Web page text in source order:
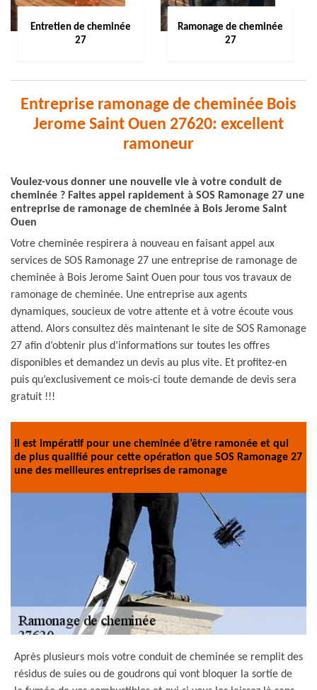
Entretien de cheminée
27
Ramonage de cheminée
27
Entreprise ramonage de cheminée Bois
Jerome Saint Ouen 27620: excellent
ramoneur
Voulez-vous donner une nouvelle vie à votre conduit de
cheminée ? Faites appel rapidement à SOS Ramonage 27 une
entreprise de ramonage de cheminée à Bois Jerome Saint
Ouen
Votre cheminée respirera à nouveau en faisant appel aux
services de SOS Ramonage 27 une entreprise de ramonage de
cheminée à Bois Jerome Saint Ouen pour tous vos travaux de
ramonage de cheminée. Une entreprise aux agents
dynamiques, soucieux de votre attente et à votre écoute vous
attend. Alors consultez dès maintenant le site de SOS Ramonage
27 afin d’obtenir plus d’informations sur toutes les offres
disponibles et demandez un devis au plus vite. Et profitez-en
puis qu’exclusivement ce mois-ci toute demande de devis sera
gratuit !!!
Il est impératif pour une cheminée d’être ramonée et qui
de plus qualifié pour cette opération que SOS Ramonage 27
une des meilleures entreprises de ramonage
Après plusieurs mois votre conduit de cheminée se remplit des
résidus de suies ou de goudrons qui vont bloquer la sortie de